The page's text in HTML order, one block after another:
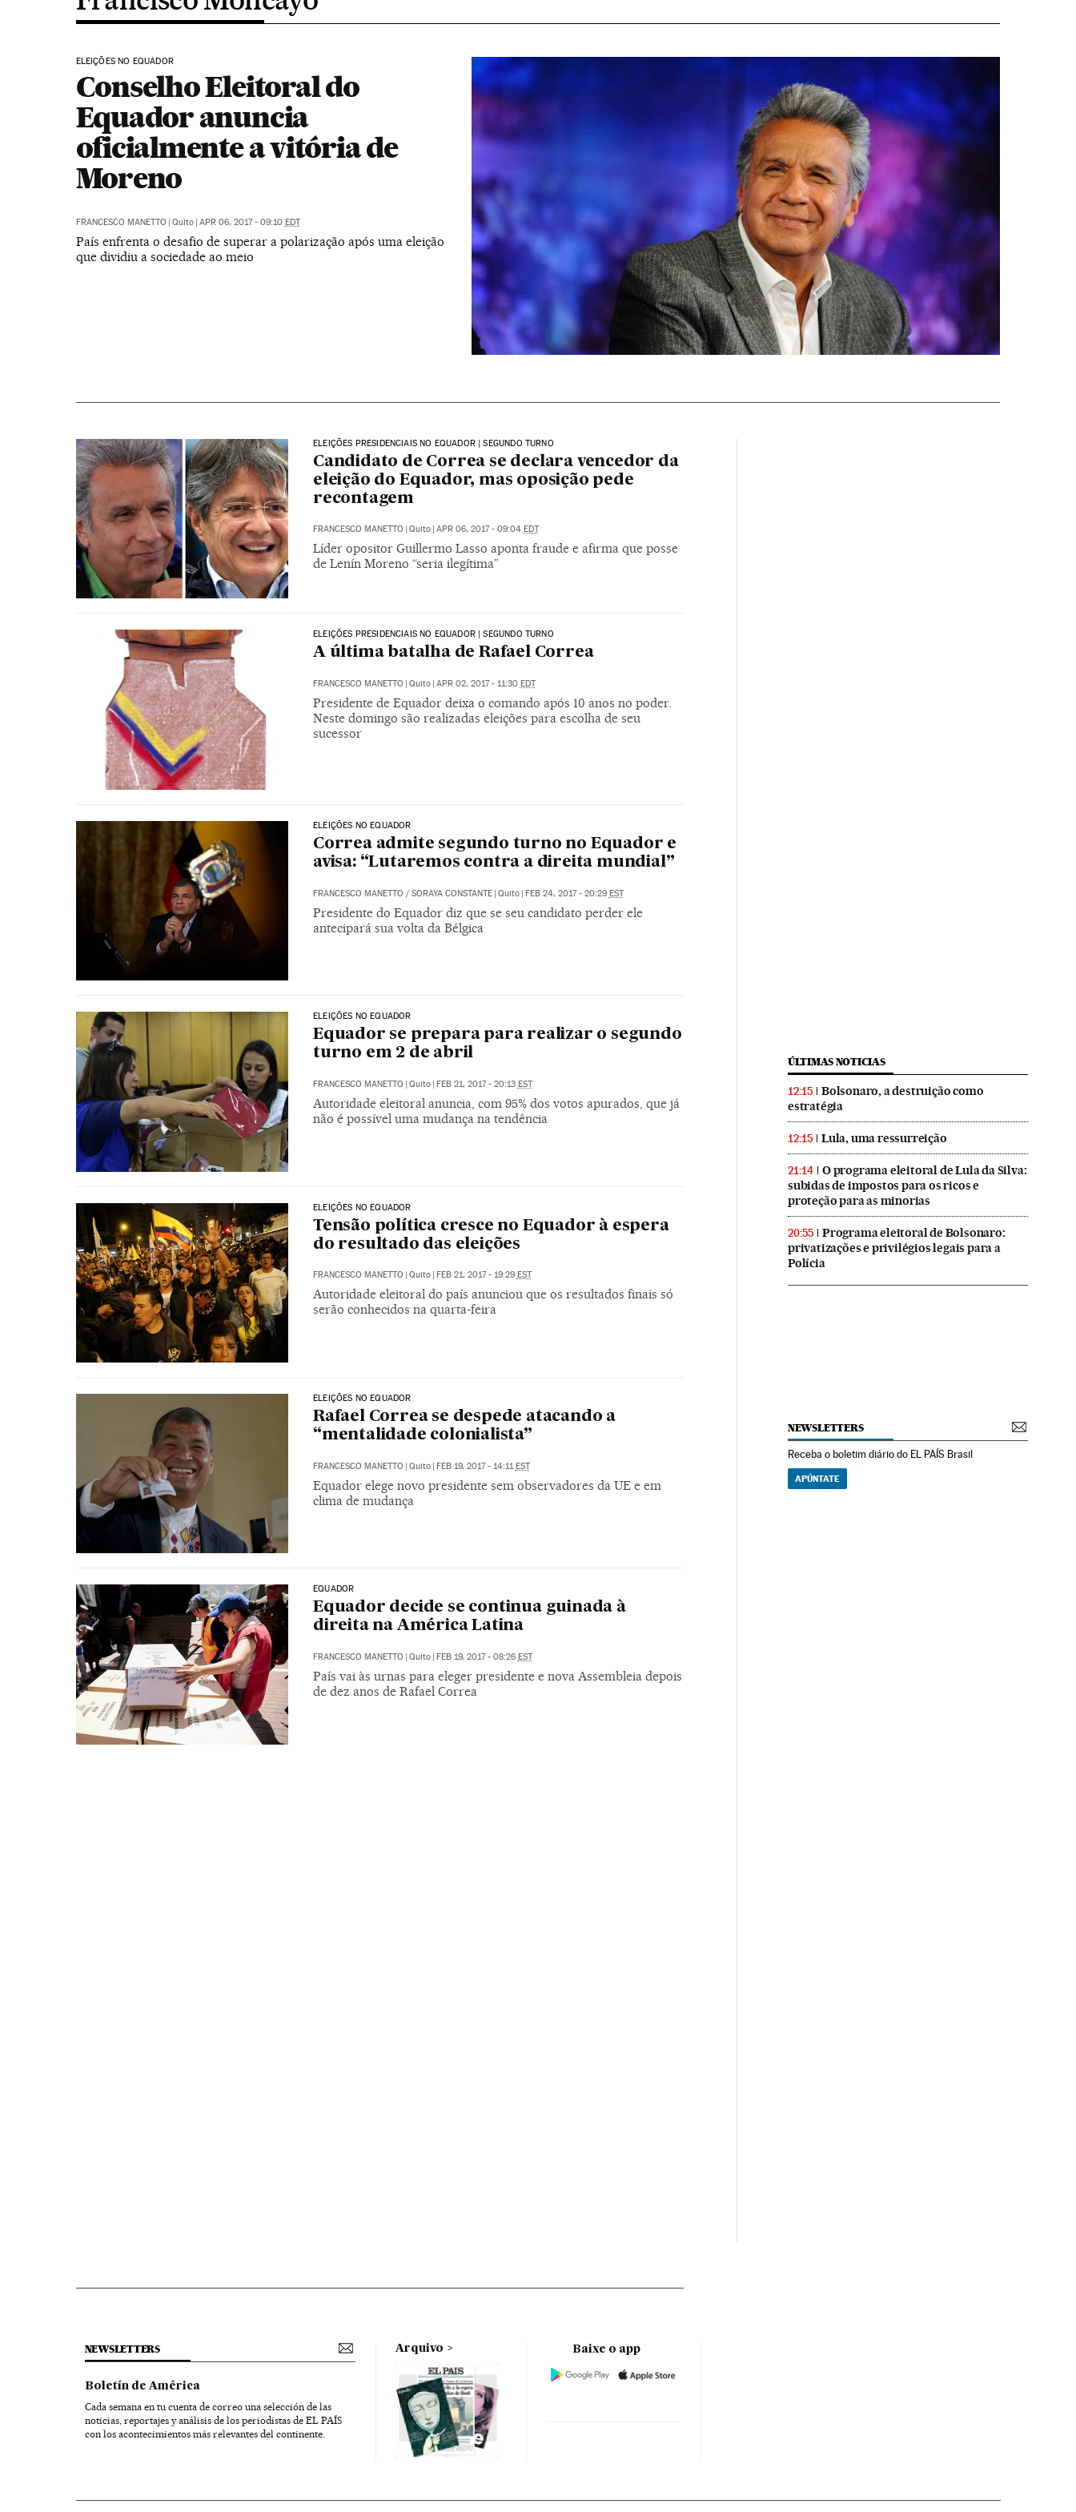
ELEIÇÕES NO EQUADOR
Conselho Eleitoral do
Equador anuncia
oficialmente a vitória de
Moreno
FRANCESCO MANETTO | Quito | APR 06, 2017 - 09:10 EDT
País enfrenta o desafio de superar a polarização após uma eleição
que dividiu a sociedade ao meio
ELEIÇÕES PRESIDENCIAIS NO EQUADOR | SEGUNDO TURNO
Candidato de Correa se declara vencedor da
eleição do Equador, mas oposição pede
recontagem
FRANCESCO MANETTO | Quito | APR 06, 2017 - 09:04 EDT
Líder opositor Guillermo Lasso aponta fraude e afirma que posse
de Lenín Moreno “seria ilegítima”
ELEIÇÕES PRESIDENCIAIS NO EQUADOR | SEGUNDO TURNO
A última batalha de Rafael Correa
FRANCESCO MANETTO Quito APR 02, 2017 - 11:30 EDT
Presidente de Equador deixa o comando após 10 anos no poder.
Neste domingo são realizadas eleições para escolha de seu
sucessor
ELEIÇÕES NO EQUADOR
Correa admite segundo turno no Equador e
avisa: “Lutaremos contra a direita mundial”
FRANCESCO MANETTO / SORAYA CONSTANTE | Quito | FEB 24, 2017 - 20:29 EST
Presidente do Equador diz que se seu candidato perder ele
antecipará sua volta da Bélgica
ELEIÇÕES NO EQUADOR
Equador se prepara para realizar o segundo
turno em 2 de abril
FRANCESCO MANETTO | Quito | FEB 21, 2017 - 20:13 EST
Autoridade eleitoral anuncia, com 95% dos votos apurados, que já
não é possível uma mudança na tendência
ELEIÇÕES NO EQUADOR
Tensão política cresce no Equador à espera
do resultado das eleições
FRANCESCO MANETTO Quito FEB 21, 2017 - 19:29 EST
Autoridade eleitoral do país anunciou que os resultados finais só
serão conhecidos na quarta-feira
ELEIÇÕES NO EQUADOR
Rafael Correa se despede atacando a
“mentalidade colonialista”
FRANCESCO MANETTO | Quito | FEB 19, 2017 - 14:11EST
Equador elege novo presidente sem observadores da UE e em
clima de mudança
EQUADOR
Equador decide se continua guinada à
direita na América Latina
FRANCESCO MANETTO Quito FEB 19, 2017 - 08:26 EST
País vai às urnas para eleger presidente e nova Assembleia depois
de dez anos de Rafael Correa
ÚLTIMAS NOTICIAS
12:15
Bolsonaro, a destruição como
estratégia
12:15 Lula, uma ressurreição
21:14
O programa eleitoral de Lula da Silva:
subidas de impostos para os ricos e
proteção para as minorias
20:55
Programa eleitoral de Bolsonaro:
privatizações e privilégios legais para a
Polícia
NEWSLETTERS
Receba o boletim diário do EL PAÍS Brasil
APÚNTATE
NEWSLETTERS
Boletín de América
Cada semana en tu cuenta de correo una selección de las
noticias, reportajes y análisis de los periodistas de EL PAÍS
con los acontecimientos más relevantes del continente.
Arquivo Baixe o app